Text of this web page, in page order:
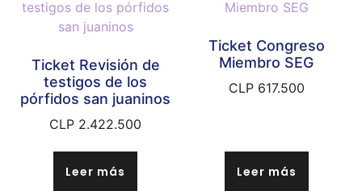
Ticket Revisión de
testigos de los
pórfidos san juaninos
CLP 2.422.500
Leer más
Ticket Congreso
Miembro SEG
CLP 617.500
Leer más